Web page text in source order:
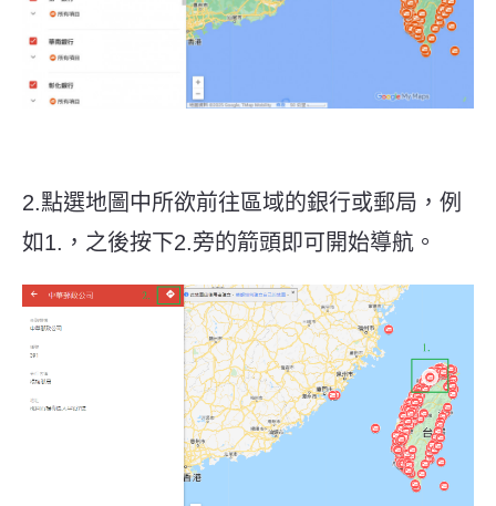
2.點選地圖中所欲前往區域的銀行或郵局，例
如1.，之後按下2.旁的箭頭即可開始導航。